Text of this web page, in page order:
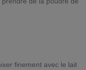
finement avec le lait